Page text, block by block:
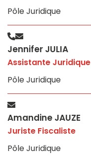
Pôle Juridique
Jennifer JULIA
Assistante Juridique
Pôle Juridique
Amandine JAUZE
Juriste Fiscaliste
Pôle Juridique